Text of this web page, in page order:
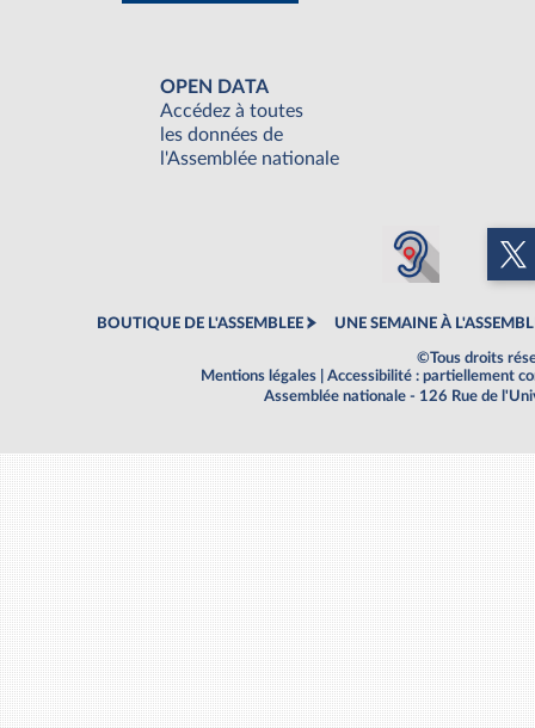
OPEN DATA
Accédez à toutes
les données de
l'Assemblée nationale
BOUTIQUE DE L'ASSEMBLEE UNE SEMAINE À
©Tous droits
Mentions légales
Accessibilité : partiellement
Assemblée nationale - 126 Rue de